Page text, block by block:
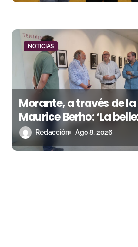
NOTICIAS
Morante, a través de
Maurice Berho: ‘La
misterio’ llega a La
Redacción Ago 8, 2026